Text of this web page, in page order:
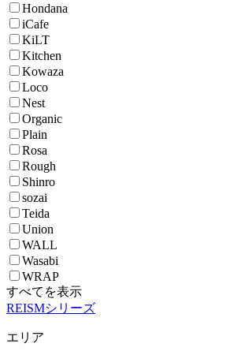
Hondana
iCafe
KiLT
Kitchen
Kowaza
Loco
Nest
Organic
Plain
Rosa
Rough
Shinro
sozai
Teida
Union
WALL
Wasabi
WRAP
すべてを表示
REISMシリーズ
エリア